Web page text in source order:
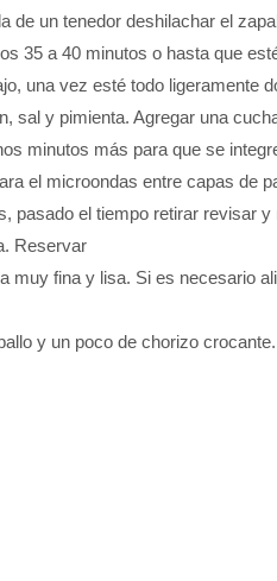
de un tenedor deshilachar el
35 a 40 minutos o hasta que
una vez esté todo ligeramente
sal y pimienta. Agregar una
minutos más para que se
el microondas entre capas de
pasado el tiempo retirar revisar
Reservar
muy fina y lisa. Si es necesario
y un poco de chorizo crocante.